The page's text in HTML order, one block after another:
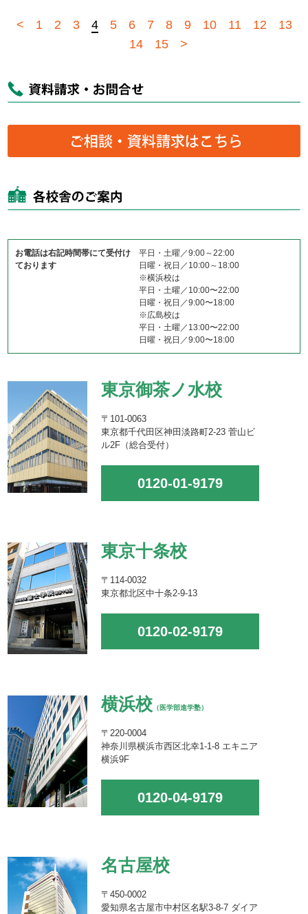
< 1 2 3 4 5 6 7 8 9 10 11 12
13
14
15 >
お電話は右記時間帯にて受付け
ております
平日・土曜／9:00～22:00
日曜・祝日／10:00～18:00
※横浜校は
平日・土曜／10:00〜22:00
日曜・祝日／9:00〜18:00
※広島校は
平日・土曜／13:00〜22:00
日曜・祝日／9:00〜18:00
東京御茶ノ水校
〒101-0063
東京都千代田区神田淡路町2-23 菅山ビ
ル2F（総合受付）
0120-01-9179
東京十条校
〒114-0032
東京都北区中十条2-9-13
0120-02-9179
横浜校 （医学部進学塾）
〒220-0004
神奈川県横浜市西区北幸1-1-8 エキニア
横浜9F
0120-04-9179
名古屋校
〒450-0002
愛知県名古屋市中村区名駅3-8-7 ダイア